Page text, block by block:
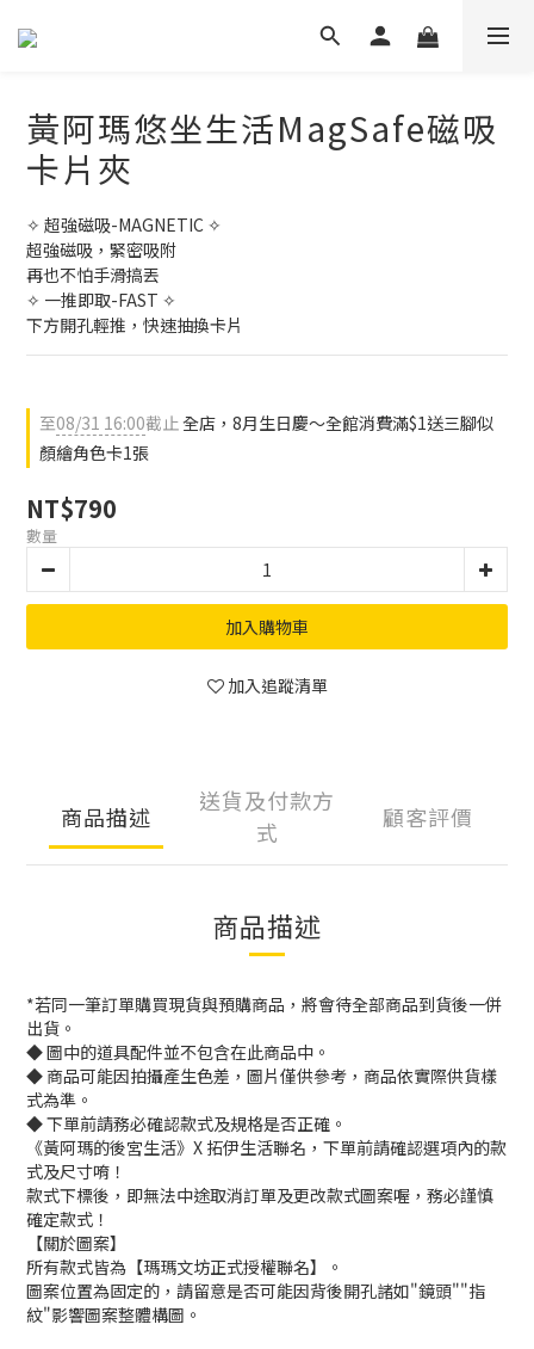
黃阿瑪悠坐生活MagSafe磁吸
卡片夾
✧ 超強磁吸-MAGNETIC ✧
超強磁吸，緊密吸附
再也不怕手滑搞丟
✧ 一推即取-FAST ✧
下方開孔輕推，快速抽換卡片
至08/31 16:00截止全店，8月生日慶～全館消費滿$1送三腳似
顏繪角色卡1張
NT$790
數量
加入購物車
加入追蹤清單
商品描述
送貨及付款方
式
顧客評價
商品描述
*若同一筆訂單購買現貨與預購商品，將會待全部商品到貨後一併
出貨。
◆ 圖中的道具配件並不包含在此商品中。
◆ 商品可能因拍攝產生色差，圖片僅供參考，商品依實際供貨樣
式為準。
◆ 下單前請務必確認款式及規格是否正確。
《黃阿瑪的後宮生活》X 拓伊生活聯名，下單前請確認選項內的款
式及尺寸唷！
款式下標後，即無法中途取消訂單及更改款式圖案喔，務必謹慎
確定款式！
【關於圖案】
所有款式皆為【瑪瑪文坊正式授權聯名】。
圖案位置為固定的，請留意是否可能因背後開孔諸如"鏡頭""指
紋"影響圖案整體構圖。